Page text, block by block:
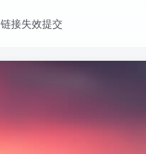
链接失效提交